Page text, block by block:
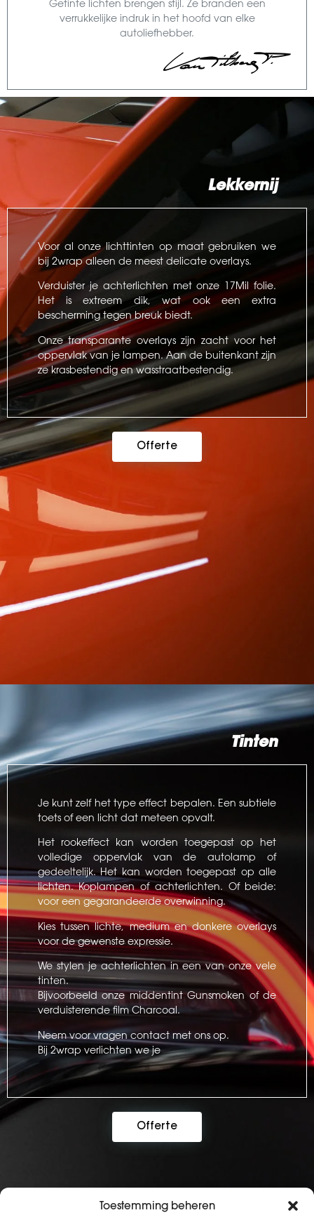
Toestemming beheren
Getinte lichten brengen stijl. Ze branden een
verrukkelijke indruk in het hoofd van elke
autoliefhebber.
Lekkernij
Voor al onze lichttinten op maat gebruiken we
bij 2wrap alleen de meest delicate overlays.
Verduister je achterlichten met onze 17Mil folie.
Het is extreem dik, wat ook een extra
bescherming tegen breuk biedt.
Onze transparante overlays zijn zacht voor het
oppervlak van je lampen. Aan de buitenkant zijn
ze krasbestendig en wasstraatbestendig.
Offerte
Tinten
Je kunt zelf het type effect bepalen. Een subtiele
toets of een licht dat meteen opvalt.
Het rookeffect kan worden toegepast op het
volledige oppervlak van de autolamp of
gedeeltelijk. Het kan worden toegepast op alle
lichten. Koplampen of achterlichten. Of beide:
voor een gegarandeerde overwinning.
Kies tussen lichte, medium en donkere overlays
voor de gewenste expressie.
We stylen je achterlichten in een van onze vele
tinten.
Bijvoorbeeld onze middentint Gunsmoken of de
verduisterende film Charcoal.
Neem voor vragen contact met ons op.
Bij 2wrap verlichten we je
Offerte